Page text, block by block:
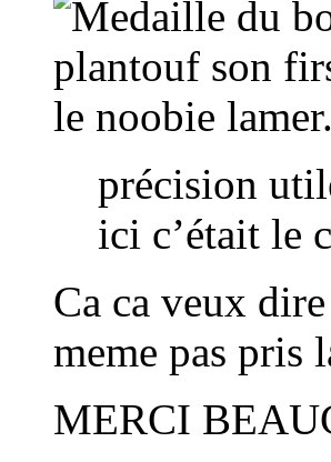
précision
ici c’était le
Ca ca veux
meme pas pris
MERCI